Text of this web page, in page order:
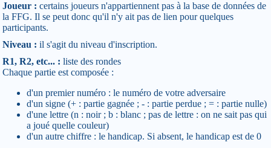
Joueur : certains joueurs n'appartiennent pas à la base de données de
la FFG. Il se peut donc qu'il n'y ait pas de lien pour quelques
participants.
Niveau : il s'agit du niveau d'inscription.
R1, R2, etc... : liste des rondes
Chaque partie est composée :
d'un premier numéro : le numéro de votre adversaire
d'un signe (+ : partie gagnée ; - : partie perdue ; = : partie nulle)
d'une lettre (n : noir ; b : blanc ; pas de lettre : on ne sait pas qui
a joué quelle couleur)
d'un autre chiffre : le handicap. Si absent, le handicap est de 0